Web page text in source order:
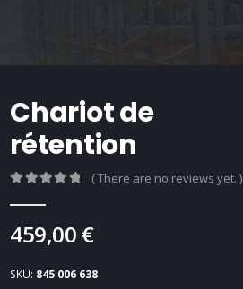
Chariot de
rétention
( There are no reviews yet. )
459,00 €
SKU: 845 006 638